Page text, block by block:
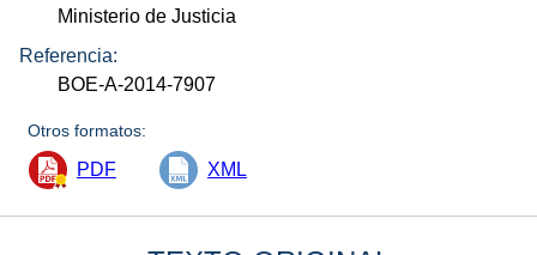
Ministerio de Justicia
Referencia:
BOE-A-2014-7907
Otros formatos:
PDF XML